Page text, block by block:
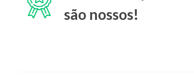
são nossos!